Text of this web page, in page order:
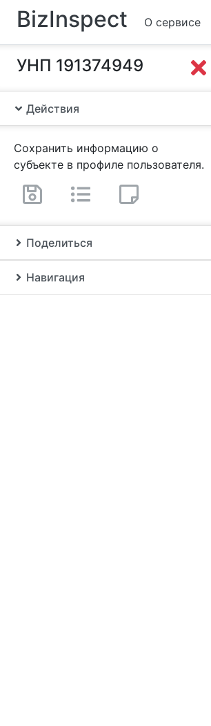
BizInspect О сервисе
УНП 191374949
Действия
Сохранить информацию о
субъекте в профиле пользователя.
Поделиться
Навигация